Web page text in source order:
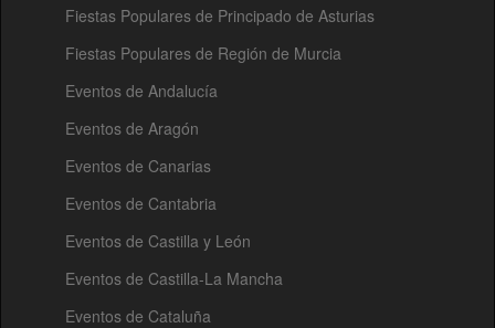
Fiestas Populares de Principado de Asturias
Fiestas Populares de Región de Murcia
Eventos de Andalucía
Eventos de Aragón
Eventos de Canarias
Eventos de Cantabria
Eventos de Castilla y León
Eventos de Castilla-La Mancha
Eventos de Cataluña